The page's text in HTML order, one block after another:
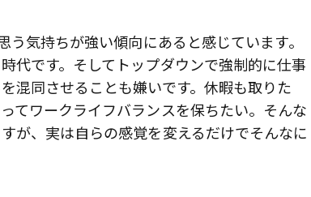
気持ちが強い傾向にあると感じています。
代です。そしてトップダウンで強制的に仕事
混同させることも嫌いです。休暇も取りた
てワークライフバランスを保ちたい。そんな
が、実は自らの感覚を変えるだけでそんなに